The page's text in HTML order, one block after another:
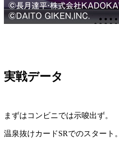
実戦データ
まずはコンビニでは示唆出ず。
温泉抜けカードSRでのスタート。